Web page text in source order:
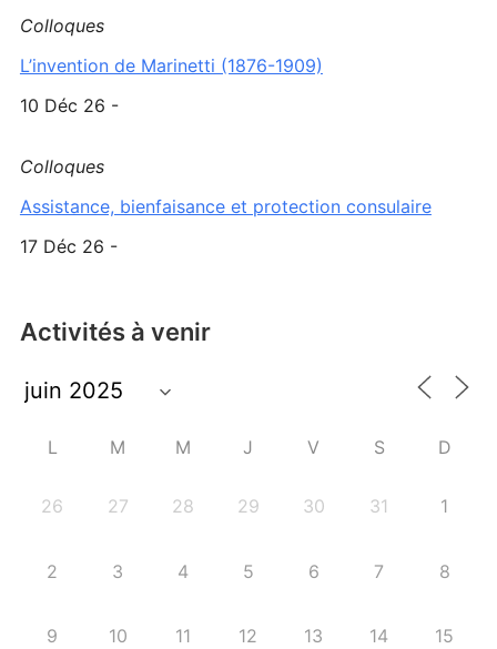
Colloques
L’invention de Marinetti (1876-1909)
10 Déc 26 -
Colloques
Assistance, bienfaisance et protection consulaire
17 Déc 26 -
Activités à venir
L M M J V S D
26 27 28 29 30 31 1
2 3 4 5 6 7 8
9 10 11 12 13 14 15